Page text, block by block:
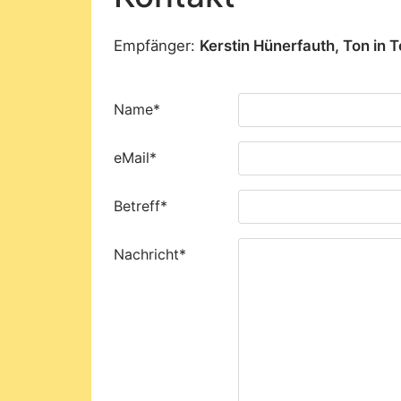
Empfänger: Kerstin Hünerfauth, Ton in
Name*
eMail*
Betreff*
Nachricht*